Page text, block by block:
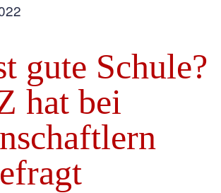
gute Schule?
hat bei